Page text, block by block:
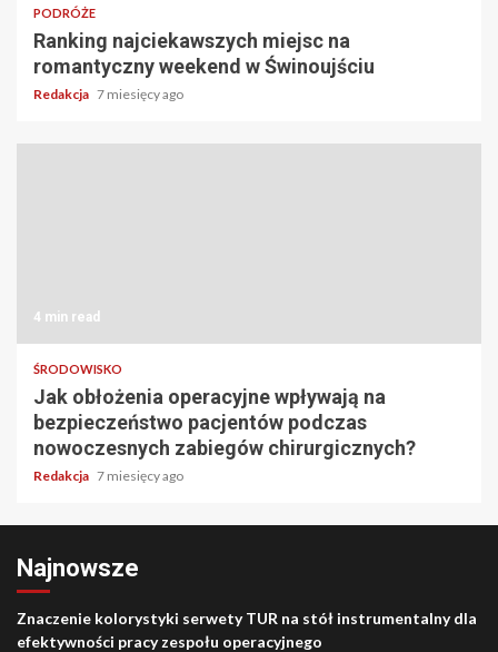
PODRÓŻE
Ranking najciekawszych miejsc na
romantyczny weekend w Świnoujściu
Redakcja 7 miesięcy ago
4 min read
ŚRODOWISKO
Jak obłożenia operacyjne wpływają na
bezpieczeństwo pacjentów podczas
nowoczesnych zabiegów chirurgicznych?
Redakcja 7 miesięcy ago
Najnowsze
Znaczenie kolorystyki serwety TUR na stół instrumentalny dla
efektywności pracy zespołu operacyjnego